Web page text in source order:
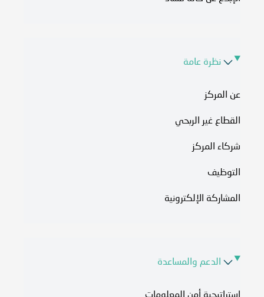
نظرة عامة
عن المركز
القطاع غير الربحي
شركاء المركز
التوظيف
المشاركة الإلكترونية
الدعم والمساعدة